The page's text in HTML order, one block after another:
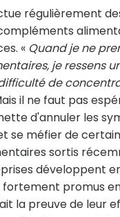
régulièrement
« Quand je ne
je ressens
de
il ne faut pas
d'annuler les
se méfier de
sortis
développent
fortement promus
la preuve de leur